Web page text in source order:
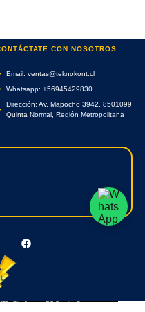
CON NOSOTROS
Email: ventas@teknokont.cl
Whatsapp: +56945429830
Dirección: Av. Mapocho 3942, 8501099
Quinta Normal, Región Metropolitana
- Diseñado por RC Creative Systems